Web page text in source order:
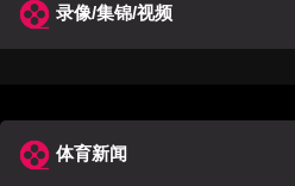
录像/集锦/视频
体育新闻